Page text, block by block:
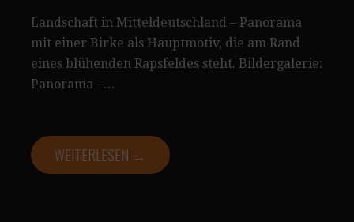
Landschaft in Mitteldeutschland – Panorama
mit einer Birke als Hauptmotiv, die am Rand
eines blühenden Rapsfeldes steht. Bildergalerie:
Panorama –…
WEITERLESEN →